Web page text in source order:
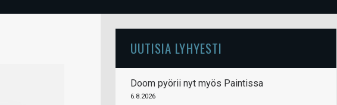
UUTISIA LYHYESTI
Doom pyörii nyt myös Paintissa
6.8.2026